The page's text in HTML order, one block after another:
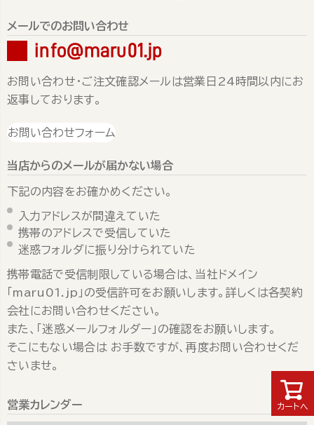
カートへ
メールでのお問い合わせ
info@maru01.jp
お問い合わせ・ご注文確認メールは営業日24時間以内にお
返事しております。
お問い合わせフォーム
当店からのメールが届かない場合
下記の内容をお確かめください。
入力アドレスが間違えていた
携帯のアドレスで受信していた
迷惑フォルダに振り分けられていた
携帯電話で受信制限している場合は、当社ドメイン
「maru01.jp」の受信許可をお願いします。詳しくは各契約
会社にお問い合わせください。
また、「迷惑メールフォルダー」の確認をお願いします。
そこにもない場合は お手数ですが、再度お問い合わせくだ
さいませ。
営業カレンダー